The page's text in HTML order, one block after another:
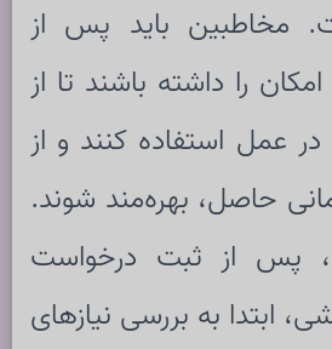
مخاطبین باید پس از
را داشته باشند تا از
عمل استفاده کنند و از
حاصل، بهره‌مند شوند.
پس از ثبت درخواست
ابتدا به بررسی نیازهای